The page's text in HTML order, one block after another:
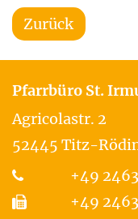
Zurück
Pfarrbüro St.
Agricolastr. 2
52445 Titz-
+49
+49